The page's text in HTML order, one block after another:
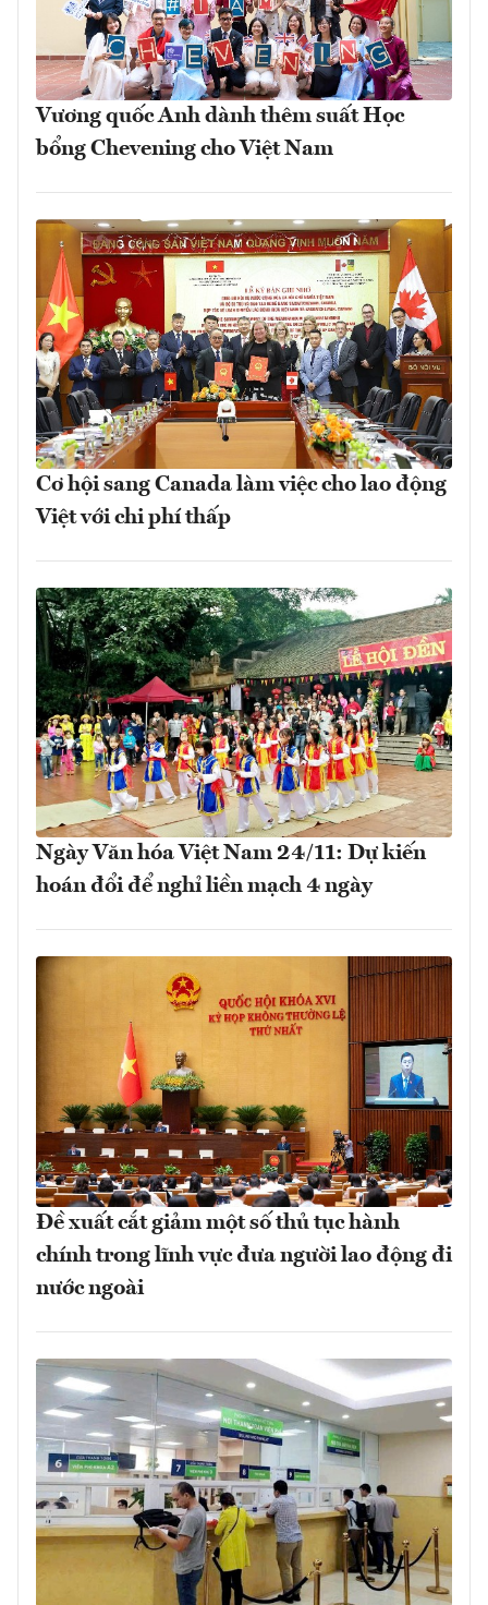
Vương quốc Anh dành thêm suất Học
bổng Chevening cho Việt Nam
Cơ hội sang Canada làm việc cho lao động
Việt với chi phí thấp
Ngày Văn hóa Việt Nam 24/11: Dự kiến
hoán đổi để nghỉ liền mạch 4 ngày
Đề xuất cắt giảm một số thủ tục hành
chính trong lĩnh vực đưa người lao động đi
nước ngoài